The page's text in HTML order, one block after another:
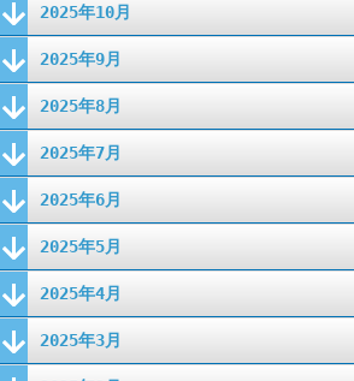
2025年10月
2025年9月
2025年8月
2025年7月
2025年6月
2025年5月
2025年4月
2025年3月